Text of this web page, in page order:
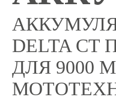
DELTA
ДЛЯ 9000